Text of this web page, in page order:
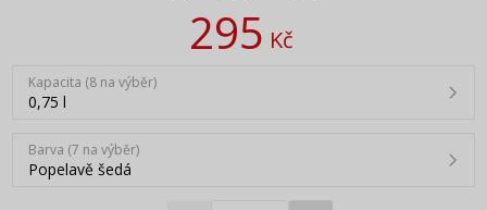
295Kč
Kapacita (8 na výběr)
0,75 l
Barva (7 na výběr)
Popelavě šedá